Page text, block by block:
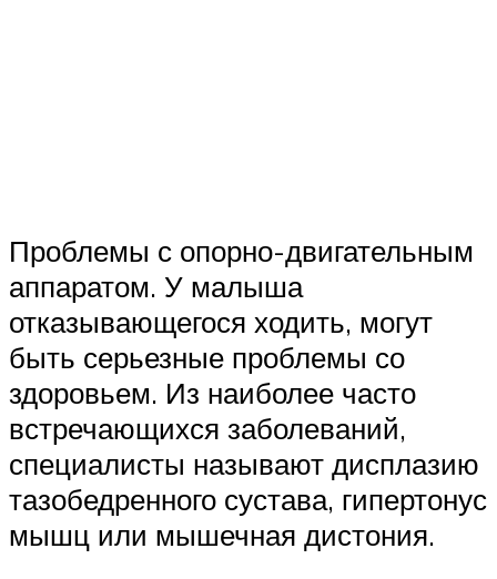
Проблемы с опорно-двигательным
аппаратом. У малыша
отказывающегося ходить, могут
быть серьезные проблемы со
здоровьем. Из наиболее часто
встречающихся заболеваний,
специалисты называют дисплазию
тазобедренного сустава, гипертонус
мышц или мышечная дистония.